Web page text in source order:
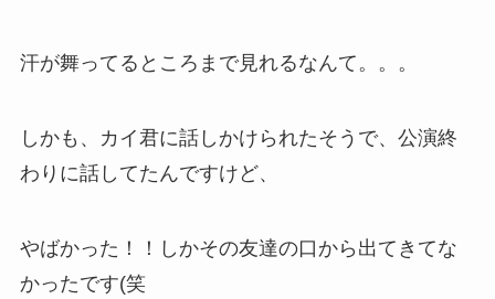
汗が舞ってるところまで見れるなんて。。。
しかも、カイ君に話しかけられたそうで、公演終
わりに話してたんですけど、
やばかった！！しかその友達の口から出てきてな
かったです(笑